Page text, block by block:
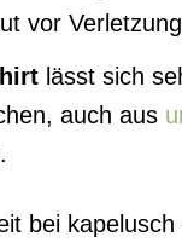
vor
lässt sich
auch aus
bei kapelusch